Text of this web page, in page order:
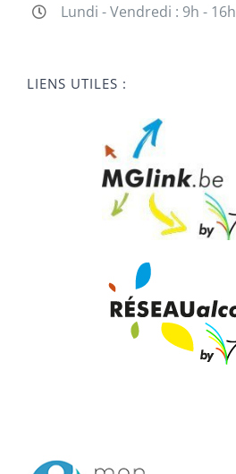
Lundi - Vendredi : 9h - 16h
LIENS UTILES :